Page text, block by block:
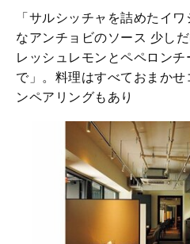
「サルシッチャを詰めたイ
なアンチョビのソース 少し
レッシュレモンとペペロン
で」。料理はすべておまか
ンペアリングもあり